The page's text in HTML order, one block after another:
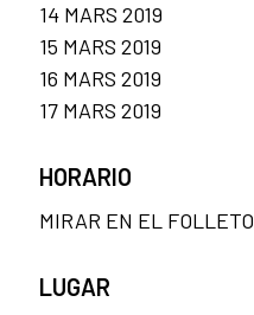
14 MARS 2019
15 MARS 2019
16 MARS 2019
17 MARS 2019
HORARIO
MIRAR EN EL FOLLETO
LUGAR